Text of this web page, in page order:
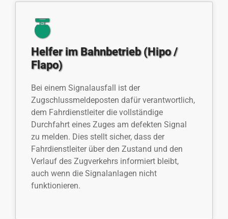
Helfer im Bahnbetrieb (Hipo /
Flapo)
Bei einem Signalausfall ist der
Zugschlussmeldeposten dafür verantwortlich,
dem Fahrdienstleiter die vollständige
Durchfahrt eines Zuges am defekten Signal
zu melden. Dies stellt sicher, dass der
Fahrdienstleiter über den Zustand und den
Verlauf des Zugverkehrs informiert bleibt,
auch wenn die Signalanlagen nicht
funktionieren.